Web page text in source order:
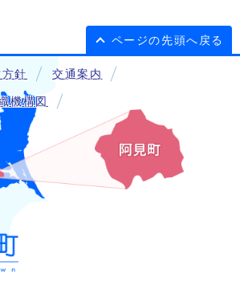
ページの先頭へ戻る
針 交通案内
機構図